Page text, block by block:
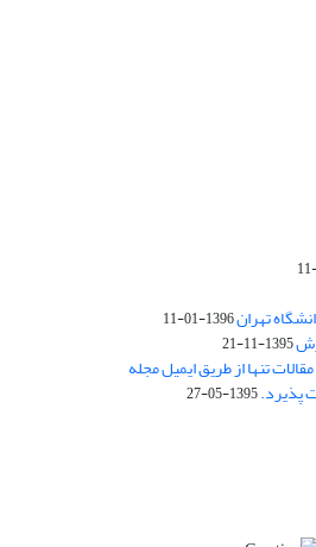
تهران1396-01-11
1395-11-21
تنها از طریق ایمیل مجله
1395-05-27